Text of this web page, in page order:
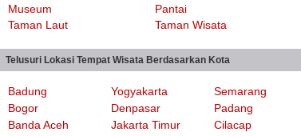
Museum
Pantai
Taman Laut
Taman Wisata
Telusuri Lokasi Tempat Wisata Berdasarkan Kota
Badung Yogyakarta Semarang
Bogor
Denpasar Padang
Banda Aceh
Jakarta Timur Cilacap